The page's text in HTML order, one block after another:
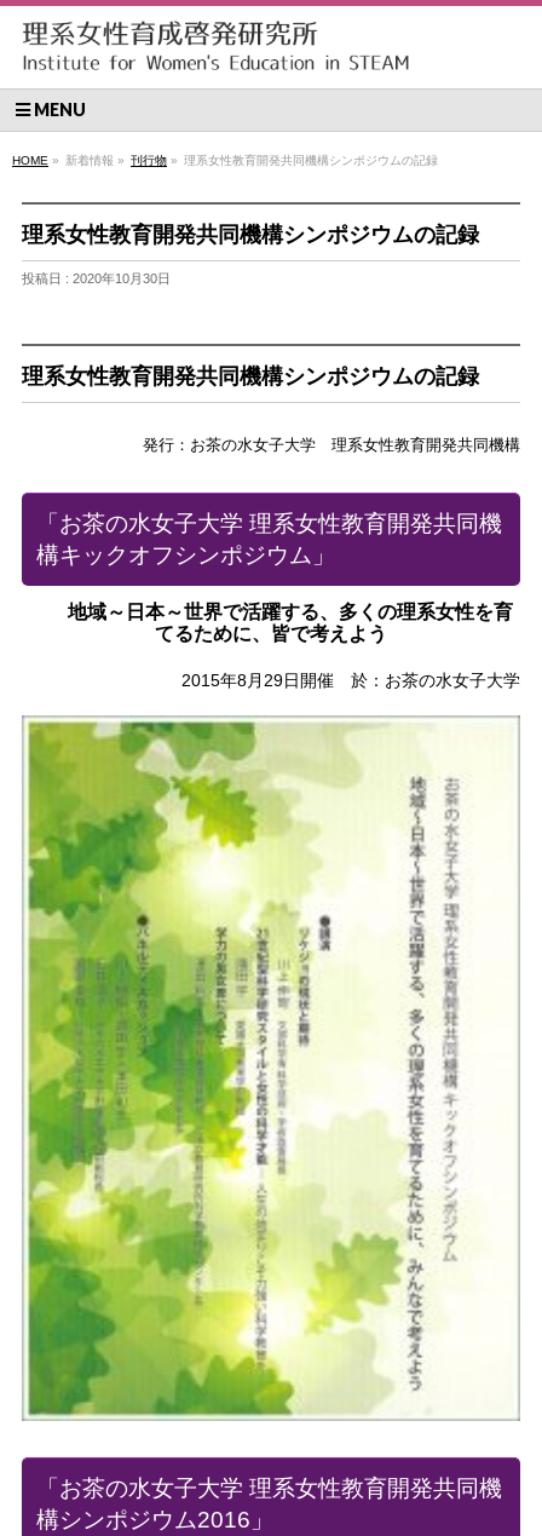
MENU
HOME » 新着情報 » 刊行物 » 理系女性教育開発共同機構シンポジウムの記録
理系女性教育開発共同機構シンポジウムの記録
投稿日 : 2020年10月30日
理系女性教育開発共同機構シンポジウムの記録
発行：お茶の水女子大学 理系女性教育開発共同機構
「お茶の水女子大学 理系女性教育開発共同機
構キックオフシンポジウム」
地域～日本～世界で活躍する、多くの理系女性を育
てるために、皆で考えよう
2015年8月29日開催 於：お茶の水女子大学
「お茶の水女子大学 理系女性教育開発共同機
構シンポジウム2016」